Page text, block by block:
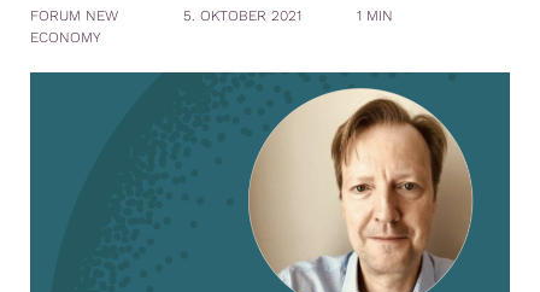
FORUM NEW
ECONOMY
5. OKTOBER 2021 1 MIN